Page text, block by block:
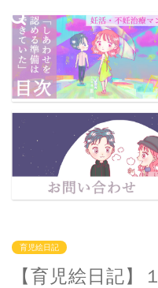
育児絵日記
【育児絵日記】